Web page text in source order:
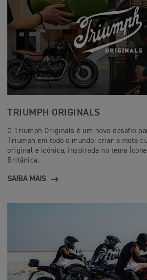
TRIUMPH ORIGINALS
O Triumph Originals é um novo desafio
Triumph em todo o mundo: criar a mota
original e icónica, inspirada no tema
Britânica.
SAIBA MAIS